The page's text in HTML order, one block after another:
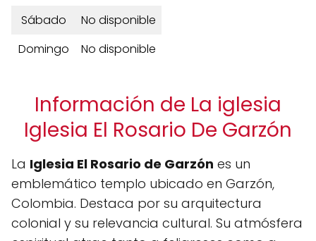
Sábado
No disponible
Domingo
No disponible
Información de La iglesia
Iglesia El Rosario De Garzón
La Iglesia El Rosario de Garzón es un
emblemático templo ubicado en Garzón,
Colombia. Destaca por su arquitectura
colonial y su relevancia cultural. Su atmósfera